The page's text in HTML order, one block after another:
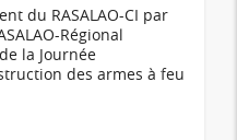
du RASALAO-CI par
Régional
la Journée
des armes à feu